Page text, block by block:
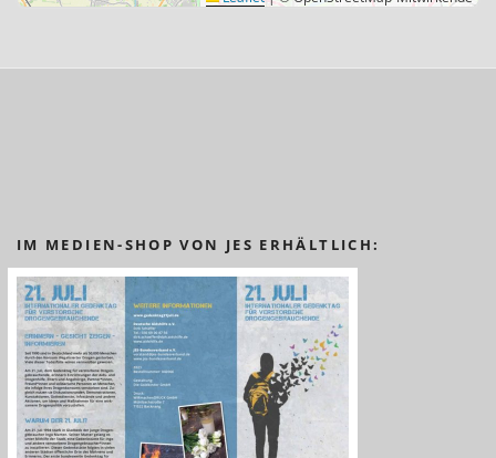
IM MEDIEN-SHOP VON JES ERHÄLTLICH: